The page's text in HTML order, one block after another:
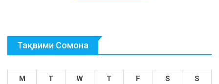
Тақвими Сомона
M T W T F S
S